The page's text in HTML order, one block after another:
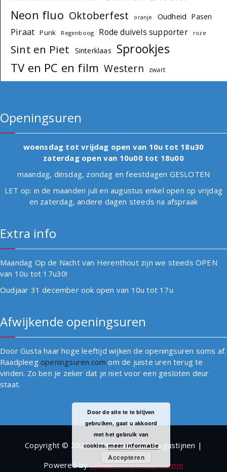
Neon fluo Oktoberfest oranje Oudheid Pasen
Piraat Punk Regenboog Rode duivels supporter roze
Sint en Piet Sinterklaas Sprookjes
TV en PC en film Western zwart
Openingsuren
woensdag tot vrijdag open van 10u tot 18u30
zaterdag open van 10u00 tot 18u00
maandag, dinsdag, zondag en feestdagen GESLOTEN
LET op: in de maanden juli en augustus enkel open op vrijdag
en zaterdag, andere dagen steeds na afspraak
Extra info
Maandag Op de Nacht van Herenthout zijn we steeds OPEN
van 10u tot 17u30!
Oudjaar 31 december ook open van 10u tot 17u
Afwijkende openingsuren
Door Gusta haar hoge leeftijd wijken de openingsuren soms af.
Raadpleeg openingsuren.com om de juiste uren terug te
vinden. Zo ben je zeker dat je niet voor een gesloten deur
staat.
Copyright © 2026 CARNAVALSHOP Augustijnen |
Powered bySpecia WordPress Theme
Door de site te te blijven
gebruiken, gaat u akkoord
met het gebruik van
cookies.meer informatie
Accepteren